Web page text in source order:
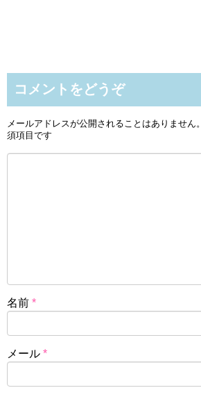
コメントをどうぞ
メールアドレスが公開されることはありません。
須項目です
名前 *
メール *